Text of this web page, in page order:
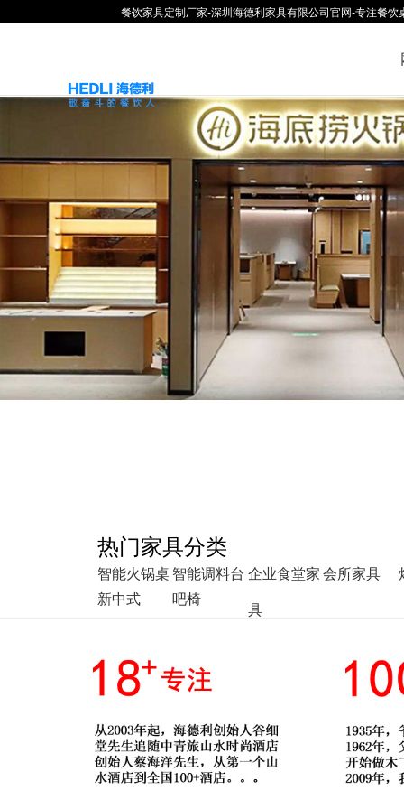
餐饮家具定制厂家-深圳海德利家具有限公司官网-专注餐饮
热门家具分类
智能火锅桌 智能调料台 企业食堂家
具
会所家具
新中式
吧椅